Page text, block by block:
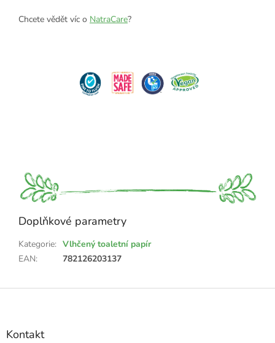
Chcete vědět víc o NatraCare?
Doplňkové parametry
Kategorie: Vlhčený toaletní papír
EAN: 782126203137
Z
Kontakt